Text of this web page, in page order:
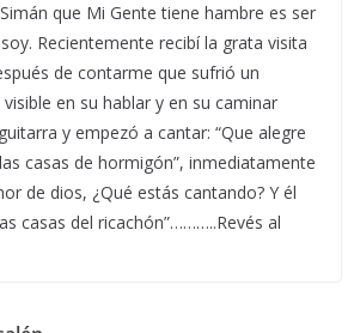
que Mi Gente tiene hambre es ser
Recientemente recibí la grata visita
de contarme que sufrió un
en su hablar y en su caminar
y empezó a cantar: “Que alegre
casas de hormigón”, inmediatamente
de dios, ¿Qué estás cantando? Y él
casas del ricachón”………..Revés al